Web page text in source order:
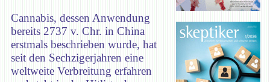
Cannabis, dessen Anwendung
bereits 2737 v. Chr. in China
erstmals beschrieben wurde, hat
seit den Sechzigerjahren eine
weltweite Verbreitung erfahren